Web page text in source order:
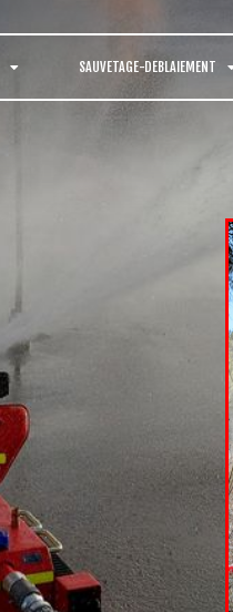
SAUVETAGE-DEBLAIEMENT